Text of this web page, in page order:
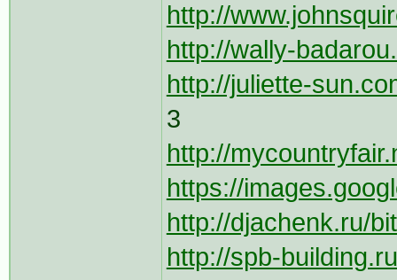
http://
http://wally-
http://juliette-
3
http://
https://
http://djachenk.ru/
http://spb-